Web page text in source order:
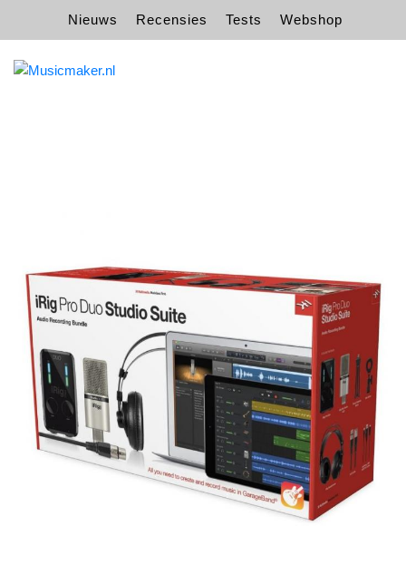
Nieuws Recensies Tests Webshop